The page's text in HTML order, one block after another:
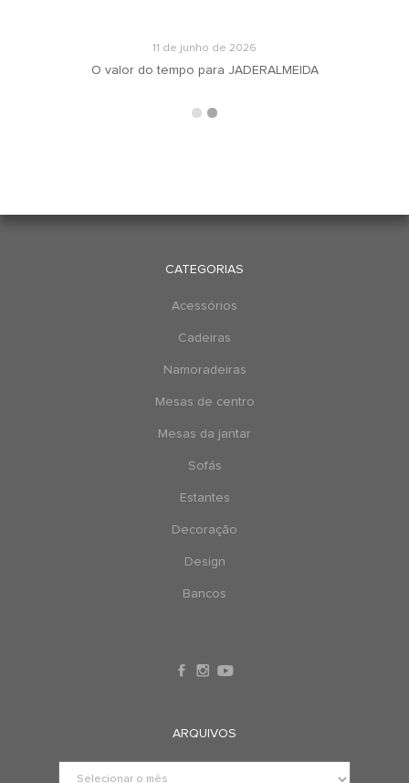
11 de junho de 2026
O valor do tempo para JADERALMEIDA
CATEGORIAS
Acessórios
Cadeiras
Namoradeiras
Mesas de centro
Mesas da jantar
Sofás
Estantes
Decoração
Design
Bancos
ARQUIVOS